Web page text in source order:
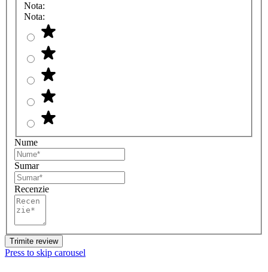
Nota:
Nota:
Nume
Sumar
Recenzie
Trimite review
Press to skip carousel